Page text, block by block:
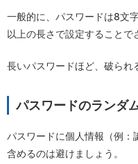
一般的に、パスワードは8文
以上の長さで設定することで
長いパスワードほど、破られ
パスワードのランダ
パスワードに個人情報（例：
含めるのは避けましょう。